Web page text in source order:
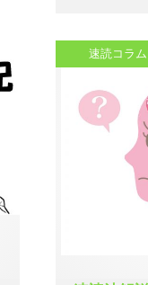
速読コラム